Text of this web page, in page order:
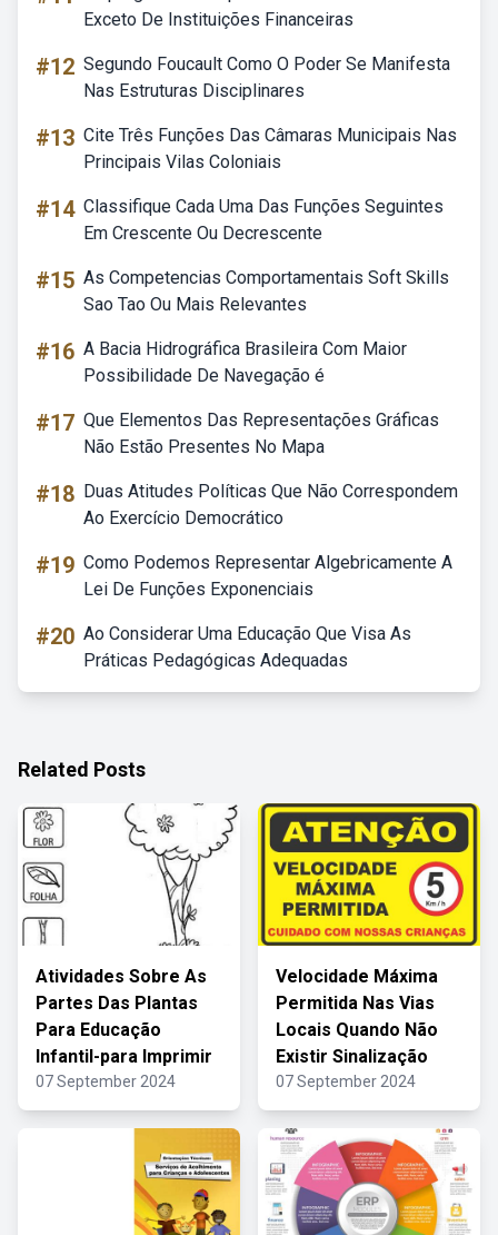
Exceto De Instituições Financeiras
#12 Segundo Foucault Como O Poder Se Manifesta
Nas Estruturas Disciplinares
#13 Cite Três Funções Das Câmaras Municipais Nas
Principais Vilas Coloniais
#14 Classifique Cada Uma Das Funções Seguintes
Em Crescente Ou Decrescente
#15 As Competencias Comportamentais Soft Skills
Sao Tao Ou Mais Relevantes
#16 A Bacia Hidrográfica Brasileira Com Maior
Possibilidade De Navegação é
#17 Que Elementos Das Representações Gráficas
Não Estão Presentes No Mapa
#18 Duas Atitudes Políticas Que Não Correspondem
Ao Exercício Democrático
#19 Como Podemos Representar Algebricamente A
Lei De Funções Exponenciais
#20 Ao Considerar Uma Educação Que Visa As
Práticas Pedagógicas Adequadas
Related Posts
Atividades Sobre As
Partes Das Plantas
Para Educação
Infantil-para Imprimir
07 September 2024
Velocidade Máxima
Permitida Nas Vias
Locais Quando Não
Existir Sinalização
07 September 2024